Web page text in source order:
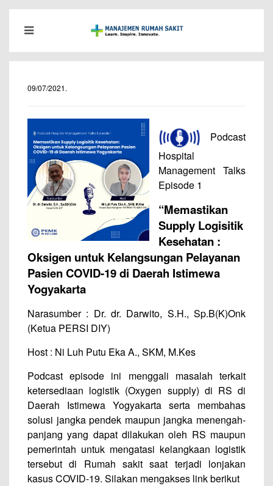
09/07/2021.
Podcast
Hospital
Management Talks
Episode 1
“Memastikan
Supply Logisitik
Kesehatan :
Oksigen untuk Kelangsungan Pelayanan
Pasien COVID-19 di Daerah Istimewa
Yogyakarta
Narasumber : Dr. dr. Darwito, S.H., Sp.B(K)Onk
(Ketua PERSI DIY)
Host : Ni Luh Putu Eka A., SKM, M.Kes
Podcast episode ini menggali masalah terkait
ketersediaan logistik (Oxygen supply) di RS di
Daerah Istimewa Yogyakarta serta membahas
solusi jangka pendek maupun jangka menengah-
panjang yang dapat dilakukan oleh RS maupun
pemerintah untuk mengatasi kelangkaan logistik
tersebut di Rumah sakit saat terjadi lonjakan
kasus COVID-19. Silakan mengakses link berikut